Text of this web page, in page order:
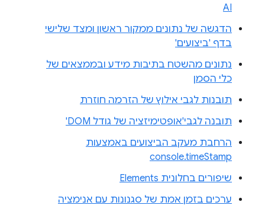
AI
הדגשה של נתונים ממקור ראשון ומצד שלישי
בדף 'ביצועים'
נתונים מהשטח בתיבות מידע ובממצאים של
כלי הסמן
תובנות לגבי אילוץ של הזרמה חוזרת
תובנה לגבי'אופטימיזציה של גודל DOM'
הרחבת מעקב הביצועים באמצעות
console.timeStamp
שיפורים בחלונית Elements
ערכים בזמן אמת של סגנונות עם אנימציה